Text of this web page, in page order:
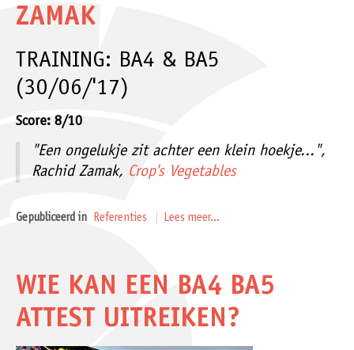
ZAMAK
TRAINING: BA4 & BA5
(30/06/'17)
Score: 8/10
"Een ongelukje zit achter een klein hoekje...",
Rachid Zamak, Crop's Vegetables
Gepubliceerd in Referenties Lees meer...
WIE KAN EEN BA4 BA5
ATTEST UITREIKEN?